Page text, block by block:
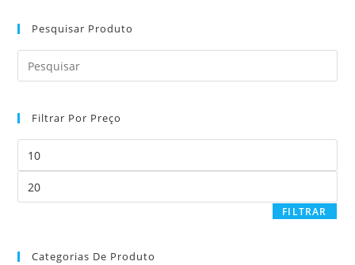
Pesquisar Produto
the
Filtrar Por Preço
mínimo
máximo
FILTRAR
Categorias De Produto